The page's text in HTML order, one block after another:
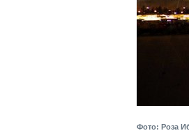
Фото: Роза